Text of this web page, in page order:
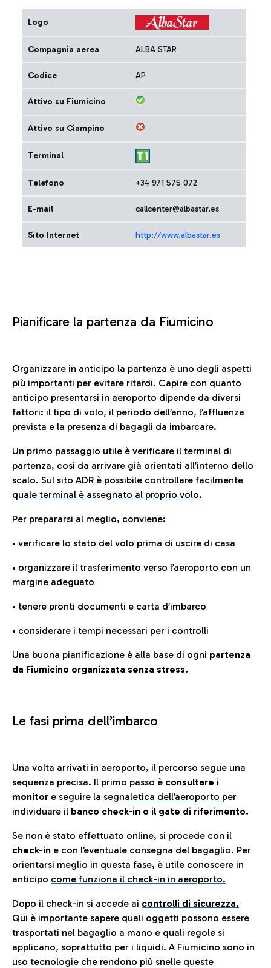
Logo
Compagnia aerea ALBA STAR
Codice AP
Attivo su Fiumicino
Attivo su Ciampino
Terminal
Telefono +34 971 575 072
E-mail callcenter@albastar.es
Sito Internet http://www.albastar.es
Pianificare la partenza da Fiumicino
Organizzare in anticipo la partenza è uno degli aspetti
più importanti per evitare ritardi. Capire con quanto
anticipo presentarsi in aeroporto dipende da diversi
fattori: il tipo di volo, il periodo dell’anno, l’affluenza
prevista e la presenza di bagagli da imbarcare.
Un primo passaggio utile è verificare il terminal di
partenza, così da arrivare già orientati all’interno dello
scalo. Sul sito ADR è possibile controllare facilmente
quale terminal è assegnato al proprio volo.
Per prepararsi al meglio, conviene:
• verificare lo stato del volo prima di uscire di casa
• organizzare il trasferimento verso l’aeroporto con un
margine adeguato
• tenere pronti documenti e carta d’imbarco
• considerare i tempi necessari per i controlli
Una buona pianificazione è alla base di ogni partenza
da Fiumicino organizzata senza stress.
Le fasi prima dell’imbarco
Una volta arrivati in aeroporto, il percorso segue una
sequenza precisa. Il primo passo è consultare i
monitor e seguire la segnaletica dell’aeroporto per
individuare il banco check-in o il gate di riferimento.
Se non è stato effettuato online, si procede con il
check-in e con l’eventuale consegna del bagaglio. Per
orientarsi meglio in questa fase, è utile conoscere in
anticipo come funziona il check-in in aeroporto.
Dopo il check-in si accede ai controlli di sicurezza.
Qui è importante sapere quali oggetti possono essere
trasportati nel bagaglio a mano e quali regole si
applicano, soprattutto per i liquidi. A Fiumicino sono in
uso tecnologie che rendono più snelle queste